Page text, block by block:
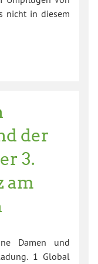
nicht in diesem
der
3.
am
Damen und
1 Global